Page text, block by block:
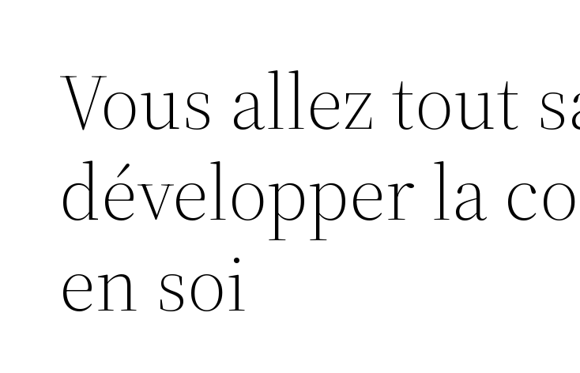
Vous allez tout
développer la
en soi